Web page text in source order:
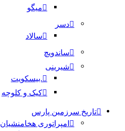
میگو
دسر
سالاد
ساندویچ
شیرینی
.بیسکویت
کیک و کلوچه
تاریخ سرزمین پارس
امپراتوری هخامنشیان